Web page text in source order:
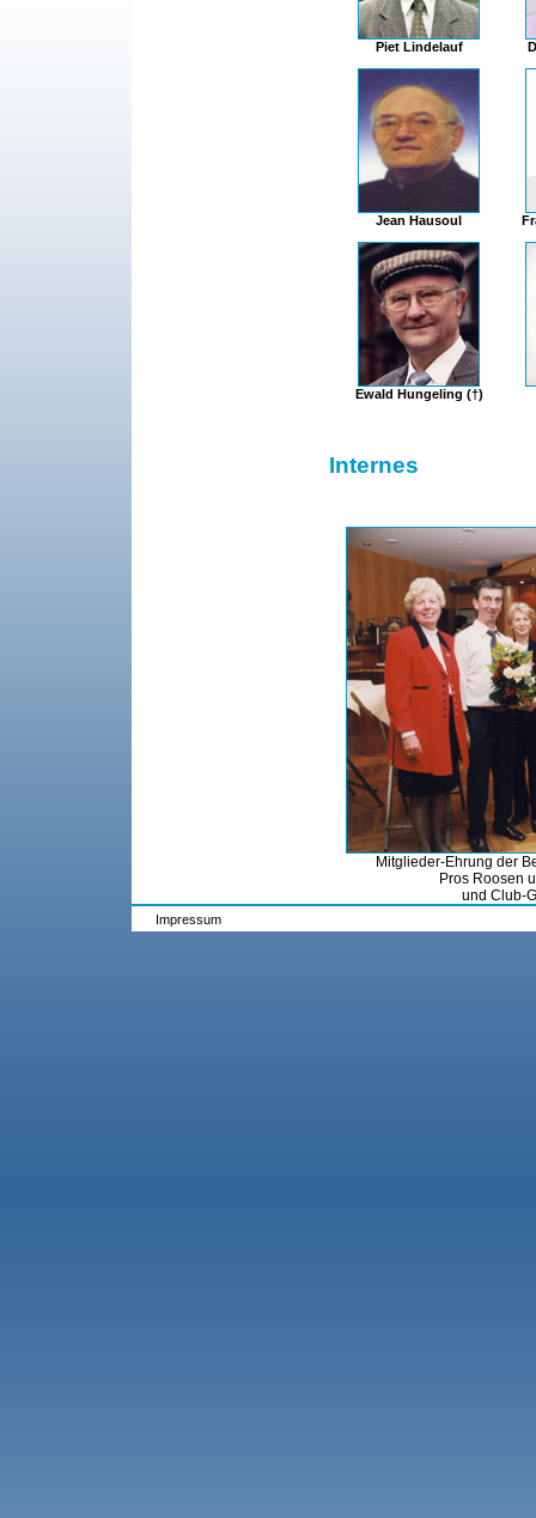
Piet Lindelauf
Jean Hausoul
Ewald Hungeling (†)
Internes
Mitglieder-Ehrung der
Pros Roosen
und Club-
Impressum